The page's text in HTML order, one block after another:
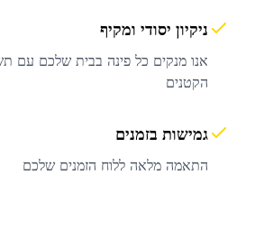
ניקיון יסודי ומקיף
אנו מנקים כל פינה בבית שלכם עם
הקטנים
גמישות בזמנים
התאמה מלאה ללוח הזמנים שלכם